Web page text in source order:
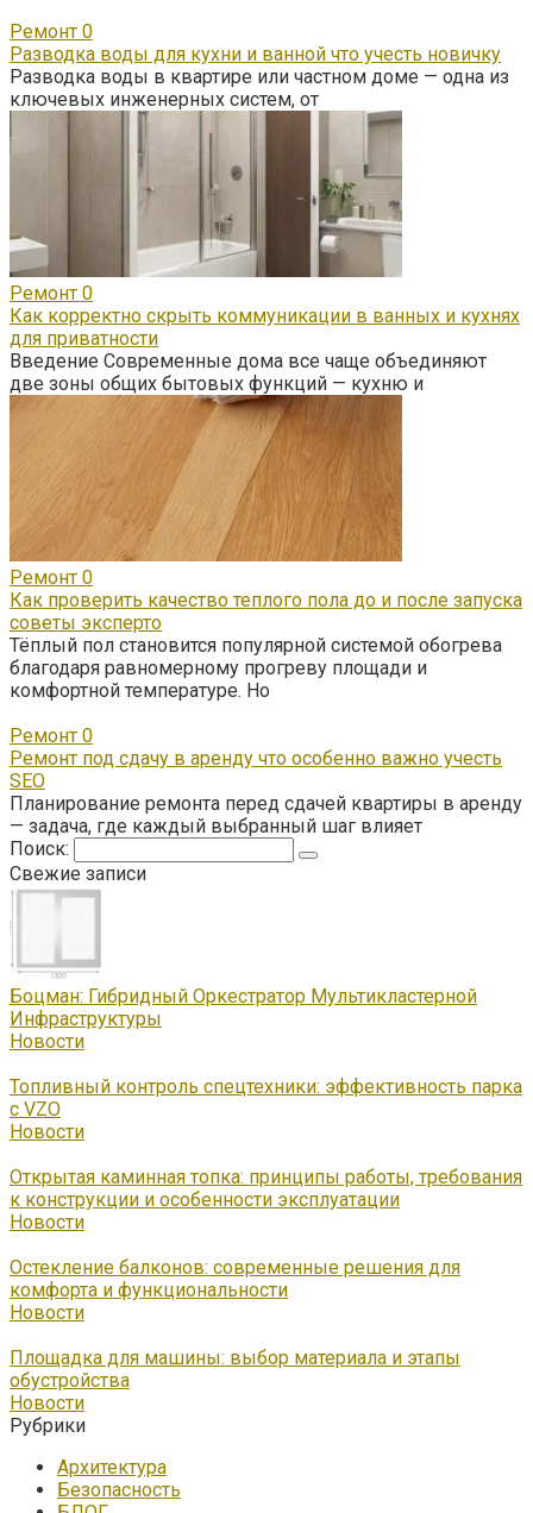
Ремонт 0
Разводка воды для кухни и ванной что учесть новичку
Разводка воды в квартире или частном доме — одна из
ключевых инженерных систем, от
Ремонт 0
Как корректно скрыть коммуникации в ванных и кухнях
для приватности
Введение Современные дома все чаще объединяют
две зоны общих бытовых функций — кухню и
Ремонт 0
Как проверить качество теплого пола до и после запуска
советы эксперто
Тёплый пол становится популярной системой обогрева
благодаря равномерному прогреву площади и
комфортной температуре. Но
Ремонт 0
Ремонт под сдачу в аренду что особенно важно учесть
SEO
Планирование ремонта перед сдачей квартиры в аренду
— задача, где каждый выбранный шаг влияет
Поиск:
Свежие записи
Боцман: Гибридный Оркестратор Мультикластерной
Инфраструктуры
Новости
Топливный контроль спецтехники: эффективность парка
с VZO
Новости
Открытая каминная топка: принципы работы, требования
к конструкции и особенности эксплуатации
Новости
Остекление балконов: современные решения для
комфорта и функциональности
Новости
Площадка для машины: выбор материала и этапы
обустройства
Новости
Рубрики
Архитектура
Безопасность